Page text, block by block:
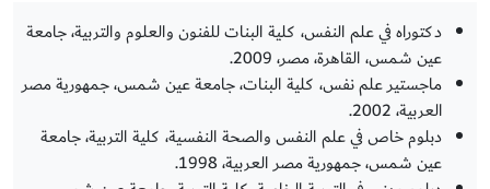
دكتوراه في علم النفس، كلية البنات للفنون والعلوم والتربية، جامعة
عين شمس، القاهرة، مصر، 2009.
ماجستير علم نفس، كلية البنات، جامعة عين شمس، جمهورية مصر
العربية، 2002.
دبلوم خاص في علم النفس والصحة النفسية، كلية التربية، جامعة
عين شمس، جمهورية مصر العربية، 1998.